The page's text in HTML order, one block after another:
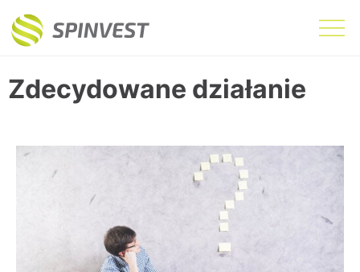
Zdecydowane działanie